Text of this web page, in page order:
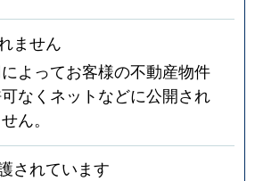
ません
よってお客様の不動産物件
なくネットなどに公開され
ん。
されています